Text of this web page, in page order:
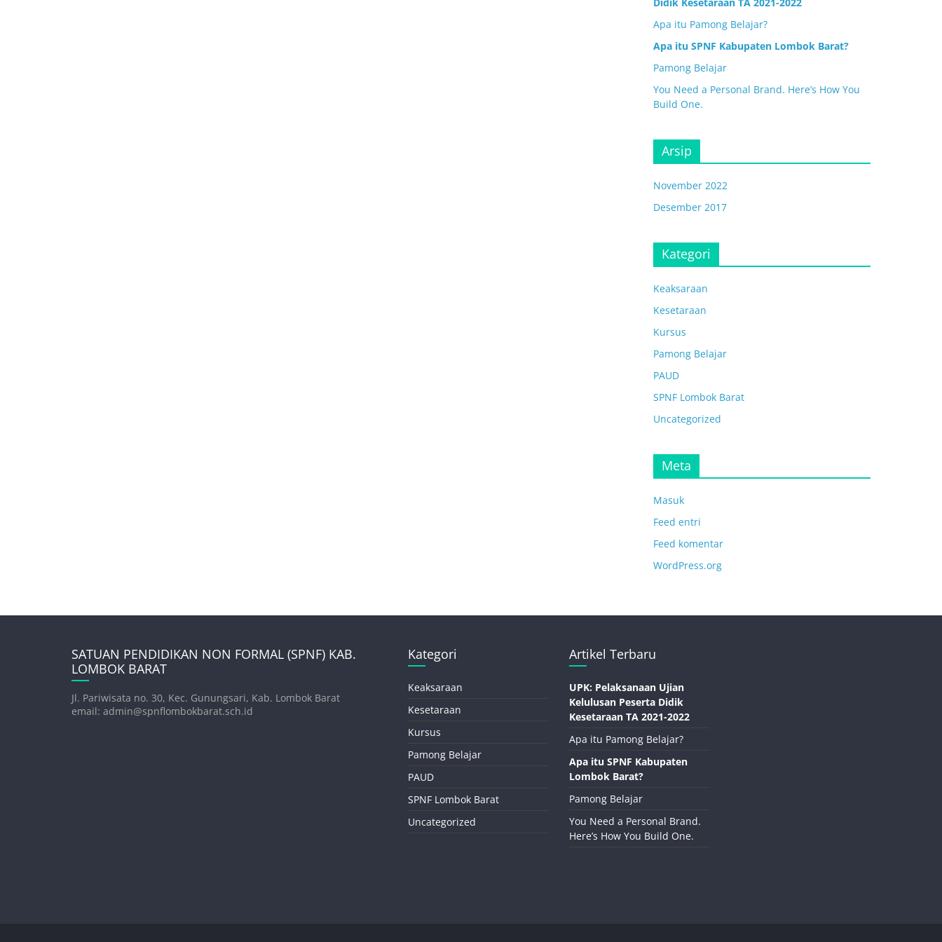
Apa itu Pamong Belajar?
Apa itu SPNF Kabupaten Lombok Barat?
Pamong Belajar
You Need a Personal Brand. Here’s How You
Build One.
Arsip
November 2022
Desember 2017
Kategori
Keaksaraan
Kesetaraan
Kursus
Pamong Belajar
PAUD
SPNF Lombok Barat
Uncategorized
Meta
Masuk
Feed entri
Feed komentar
WordPress.org
SATUAN PENDIDIKAN NON FORMAL (SPNF) KAB.
LOMBOK BARAT
Jl. Pariwisata no. 30, Kec. Gunungsari, Kab. Lombok Barat
email: admin@spnflombokbarat.sch.id
Kategori
Keaksaraan
Kesetaraan
Kursus
Pamong Belajar
PAUD
SPNF Lombok Barat
Uncategorized
Artikel Terbaru
UPK: Pelaksanaan Ujian
Kelulusan Peserta Didik
Kesetaraan TA 2021-2022
Apa itu Pamong Belajar?
Apa itu SPNF Kabupaten
Lombok Barat?
Pamong Belajar
You Need a Personal Brand.
Here’s How You Build One.